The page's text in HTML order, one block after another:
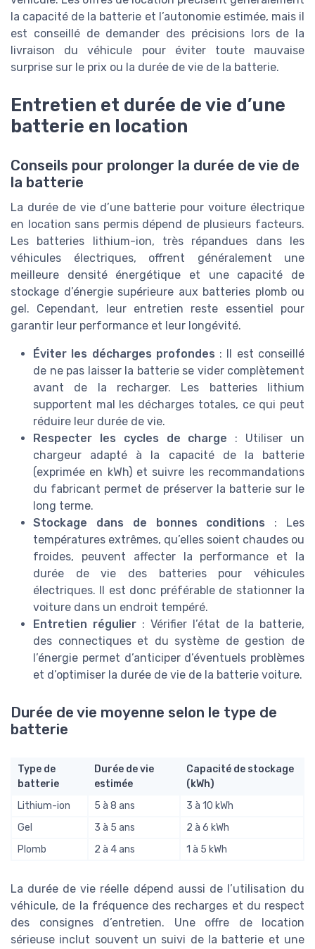
la capacité de la batterie et l’autonomie estimée, mais il
est conseillé de demander des précisions lors de la
livraison du véhicule pour éviter toute mauvaise
surprise sur le prix ou la durée de vie de la batterie.
Entretien et durée de vie d’une
batterie en location
Conseils pour prolonger la durée de vie de
la batterie
La durée de vie d’une batterie pour voiture électrique
en location sans permis dépend de plusieurs facteurs.
Les batteries lithium-ion, très répandues dans les
véhicules électriques, offrent généralement une
meilleure densité énergétique et une capacité de
stockage d’énergie supérieure aux batteries plomb ou
gel. Cependant, leur entretien reste essentiel pour
garantir leur performance et leur longévité.
Éviter les décharges profondes : Il est conseillé
de ne pas laisser la batterie se vider complètement
avant de la recharger. Les batteries lithium
supportent mal les décharges totales, ce qui peut
réduire leur durée de vie.
Respecter les cycles de charge : Utiliser un
chargeur adapté à la capacité de la batterie
(exprimée en kWh) et suivre les recommandations
du fabricant permet de préserver la batterie sur le
long terme.
Stockage dans de bonnes conditions : Les
températures extrêmes, qu’elles soient chaudes ou
froides, peuvent affecter la performance et la
durée de vie des batteries pour véhicules
électriques. Il est donc préférable de stationner la
voiture dans un endroit tempéré.
Entretien régulier : Vérifier l’état de la batterie,
des connectiques et du système de gestion de
l’énergie permet d’anticiper d’éventuels problèmes
et d’optimiser la durée de vie de la batterie voiture.
Durée de vie moyenne selon le type de
batterie
Type de
batterie
Durée de vie
estimée
Capacité de stockage
(kWh)
Lithium-ion
5 à 8 ans
3 à 10 kWh
Gel
3 à 5 ans
2 à 6 kWh
Plomb
2 à 4 ans 1 à 5 kWh
La durée de vie réelle dépend aussi de l’utilisation du
véhicule, de la fréquence des recharges et du respect
des consignes d’entretien. Une offre de location
sérieuse inclut souvent un suivi de la batterie et une